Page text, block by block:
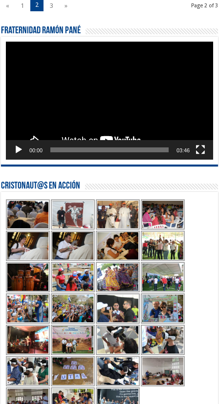
Page 2 of 3
« 1 2 3 »
Fraternidad Ramón Pané
00:00 03:46
Cristonaut@s en Acción